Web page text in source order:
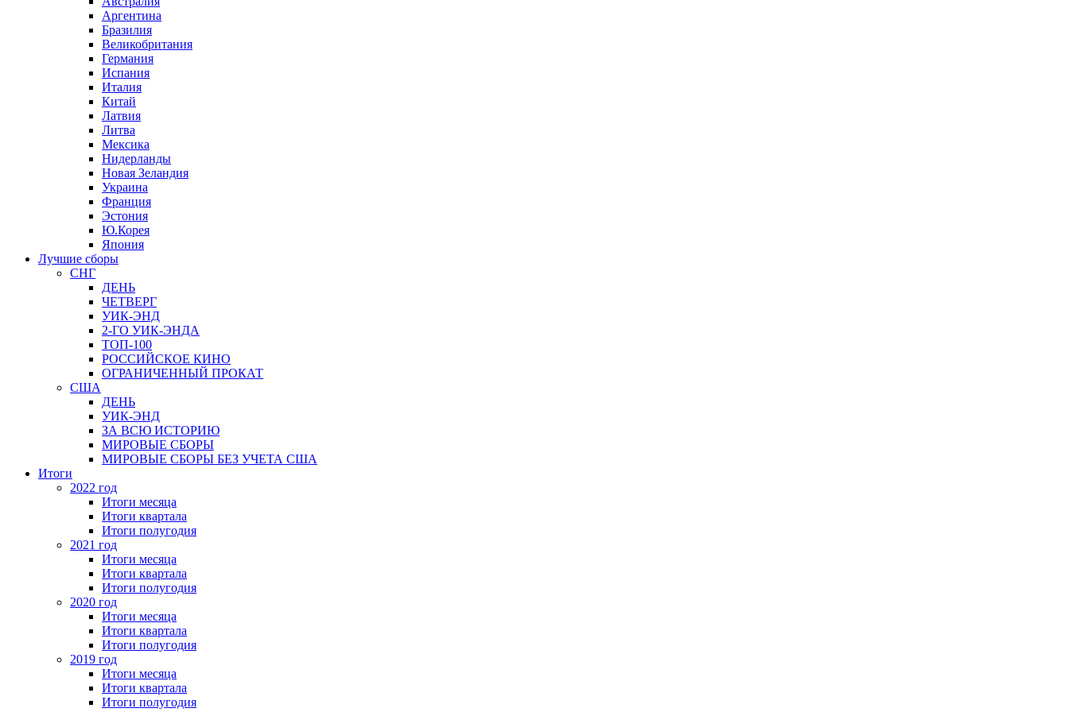
Аргентина
Бразилия
Великобритания
Германия
Испания
Италия
Китай
Латвия
Литва
Мексика
Нидерланды
Новая Зеландия
Украина
Франция
Эстония
Ю.Корея
Япония
Лучшие сборы
СНГ
ДЕНЬ
ЧЕТВЕРГ
УИК-ЭНД
2-ГО УИК-ЭНДА
ТОП-100
РОССИЙСКОЕ КИНО
ОГРАНИЧЕННЫЙ ПРОКАТ
США
ДЕНЬ
УИК-ЭНД
ЗА ВСЮ ИСТОРИЮ
МИРОВЫЕ СБОРЫ
МИРОВЫЕ СБОРЫ БЕЗ УЧЕТА США
Итоги
2022 год
Итоги месяца
Итоги квартала
Итоги полугодия
2021 год
Итоги месяца
Итоги квартала
Итоги полугодия
2020 год
Итоги месяца
Итоги квартала
Итоги полугодия
2019 год
Итоги месяца
Итоги квартала
Итоги полугодия